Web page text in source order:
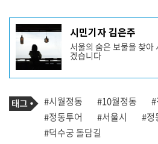
기
사
작
성
자
프
필
시민기자 김은주
서울의 숨은 보물을 찾아
겠습니다
기
사
관
련
태
태
그
#시월정동 #10월정동
#정동투어
#서울시 #정
#덕수궁 돌담길